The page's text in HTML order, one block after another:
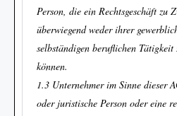
Person, die ein Rechtsgeschäft zu
überwiegend weder ihrer
selbständigen beruflichen Tätigkeit
können.
1.3 Unternehmer im Sinne dieser
oder juristische Person oder eine